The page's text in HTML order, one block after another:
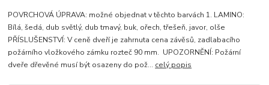
POVRCHOVÁ ÚPRAVA: možné objednat v těchto barvách 1. LAMINO:
Bílá, šedá, dub světlý, dub tmavý, buk, ořech, třešeň, javor, olše
PŘÍSLUŠENSTVÍ: V ceně dveří je zahrnuta cena závěsů, zadlabacího
požárního vložkového zámku rozteč 90 mm. UPOZORNĚNÍ: Požární
dveře dřevěné musí být osazeny do pož... celý popis